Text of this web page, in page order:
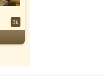
3k